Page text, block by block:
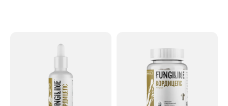
Майтаке
Мужское здоровье